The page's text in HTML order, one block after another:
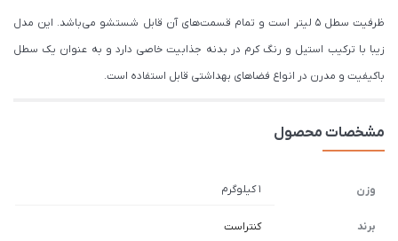
ظرفیت سطل 5 لیتر است و تمام قسمت‌های آن قابل شستشو می‌باشد. این مدل
زیبا با ترکیب استیل و رنگ کرم در بدنه جذابیت خاصی دارد و به عنوان یک سطل
باکیفیت و مدرن در انواع فضاهای بهداشتی قابل استفاده است.
مشخصات محصول
وزن 1 کیلوگرم
برند کنتراست